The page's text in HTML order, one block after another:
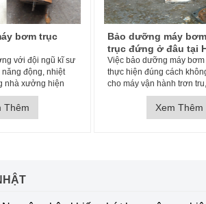
bơm nước
tại Hà Nội
bơm nước nếu
không chỉ giúp
tru, an toàn mà
thọ của máy bơm
giúp cho
tốt hơn và đồng
Thêm
Thiết kế và lắp đặt
hệ thống máy bơm
Tủ điện cho hệ thống
dụng bảo vệ quá trình
máy bơm được ổn
năng, ổn định áp suất
ống, có khả năng điều
chạy luân phiên,làm tăng
Xem Thêm